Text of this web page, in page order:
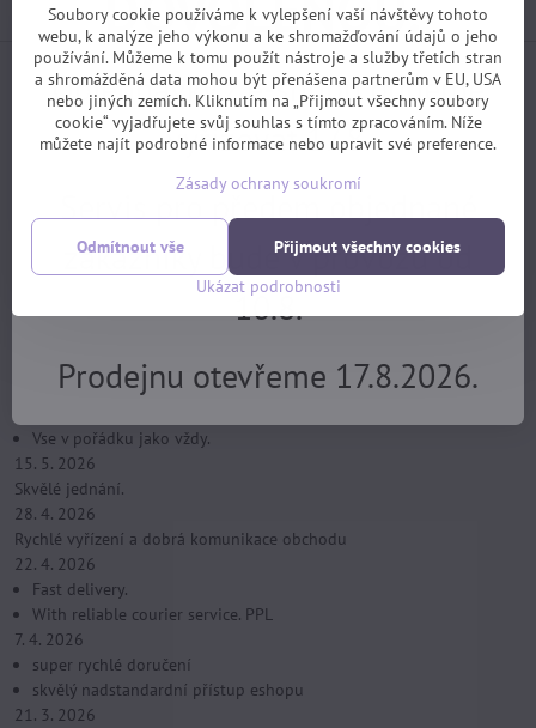
Jak jsou s našimi službami spokojeni samotní
zákazníci? (z webu Heuréka)
21. 7. 2026
4. 6. 2026
vždy mi byla ochotně poskytnuta odborná informace
Vse v pořádku jako vždy.
15. 5. 2026
Skvělé jednání.
28. 4. 2026
Rychlé vyřízení a dobrá komunikace obchodu
22. 4. 2026
Fast delivery.
With reliable courier service. PPL
7. 4. 2026
super rychlé doručení
skvělý nadstandardní přístup eshopu
21. 3. 2026
Soubory cookie používáme k vylepšení vaší návštěvy tohoto
webu, k analýze jeho výkonu a ke shromažďování údajů o jeho
používání. Můžeme k tomu použít nástroje a služby třetích stran
a shromážděná data mohou být přenášena partnerům v EU, USA
nebo jiných zemích. Kliknutím na „Přijmout všechny soubory
cookie“ vyjadřujete svůj souhlas s tímto zpracováním. Níže
můžete najít podrobné informace nebo upravit své preference.
Zásady ochrany soukromí
Ukázat podrobnosti
Přijmout všechny cookies
Odmítnout vše
Objednávky z e-shopu budeme
vyřizovat 17.8.
Servis pro předem objednané
zákazníky bude v provozu od
10.8.
Prodejnu otevřeme 17.8.2026.